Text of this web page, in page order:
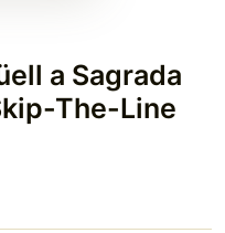
a Sagrada
The-Line